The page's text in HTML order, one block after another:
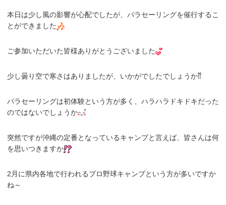
本日は少し風の影響が心配でしたが、パラセーリングを催行するこ
とができました
ご参加いただいた皆様ありがとうございました
少し曇り空で寒さはありましたが、いかがでしたでしょうか⁇
パラセーリングは初体験という方が多く、ハラハラドキドキだった
のではないでしょうか
突然ですが沖縄の定番となっているキャンプと言えば、皆さんは何
を思いつきますか
2月に県内各地で行われるプロ野球キャンプという方が多いですか
ね～